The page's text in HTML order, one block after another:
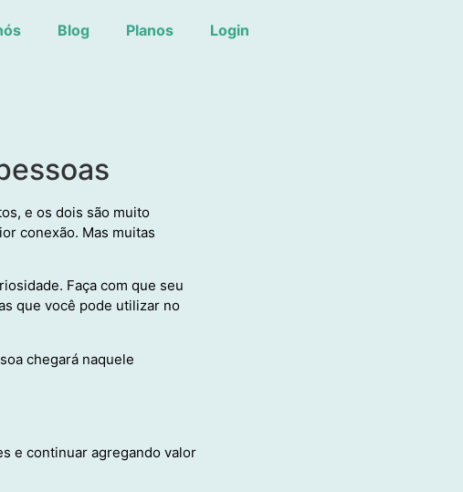
Blog Planos Login
e os dois são muito
conexão. Mas muitas
Faça com que seu
que você pode utilizar no
chegará naquele
e continuar agregando valor